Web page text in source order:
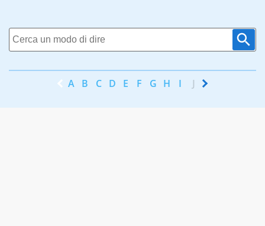
A B C D E F G H I J K